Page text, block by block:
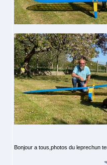
Bonjour a tous,photos du leprechun